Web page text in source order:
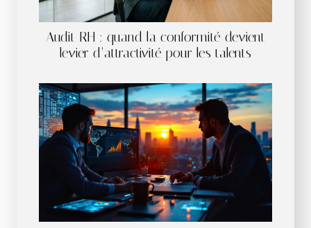
Audit RH : quand la conformité devient
levier d’attractivité pour les talents